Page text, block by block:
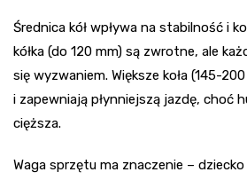
Średnica kół wpływa na stabilność i
kółka (do 120 mm) są zwrotne, ale
się wyzwaniem. Większe koła (145-
i zapewniają płynniejszą jazdę, choć
cięższa.
Waga sprzętu ma znaczenie –